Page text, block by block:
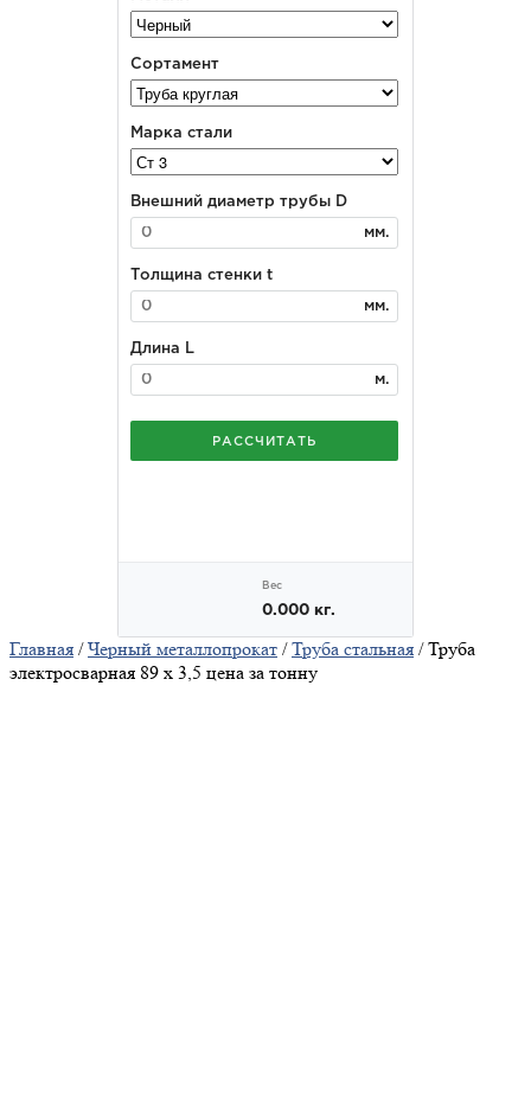
Главная /Черный металлопрокат /Труба стальная / Труба
электросварная 89 х 3,5 цена за тонну